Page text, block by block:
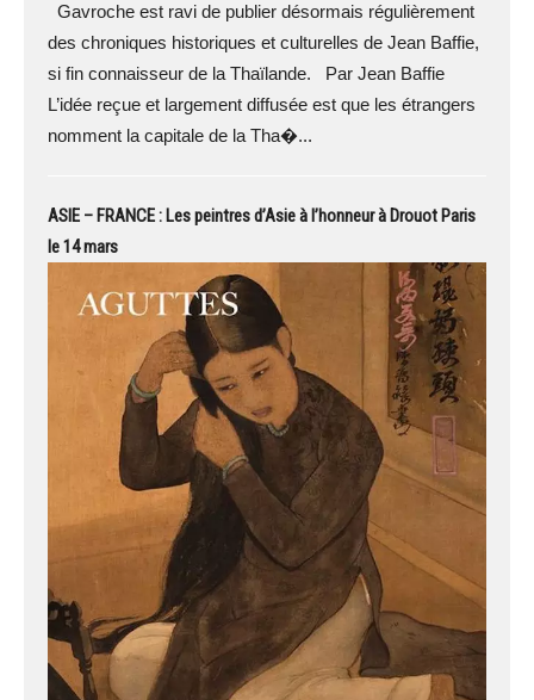
Gavroche est ravi de publier désormais régulièrement
des chroniques historiques et culturelles de Jean Baffie,
si fin connaisseur de la Thaïlande. Par Jean Baffie
L’idée reçue et largement diffusée est que les étrangers
nomment la capitale de la Tha�...
ASIE – FRANCE : Les peintres d’Asie à l’honneur à Drouot Paris
le 14 mars